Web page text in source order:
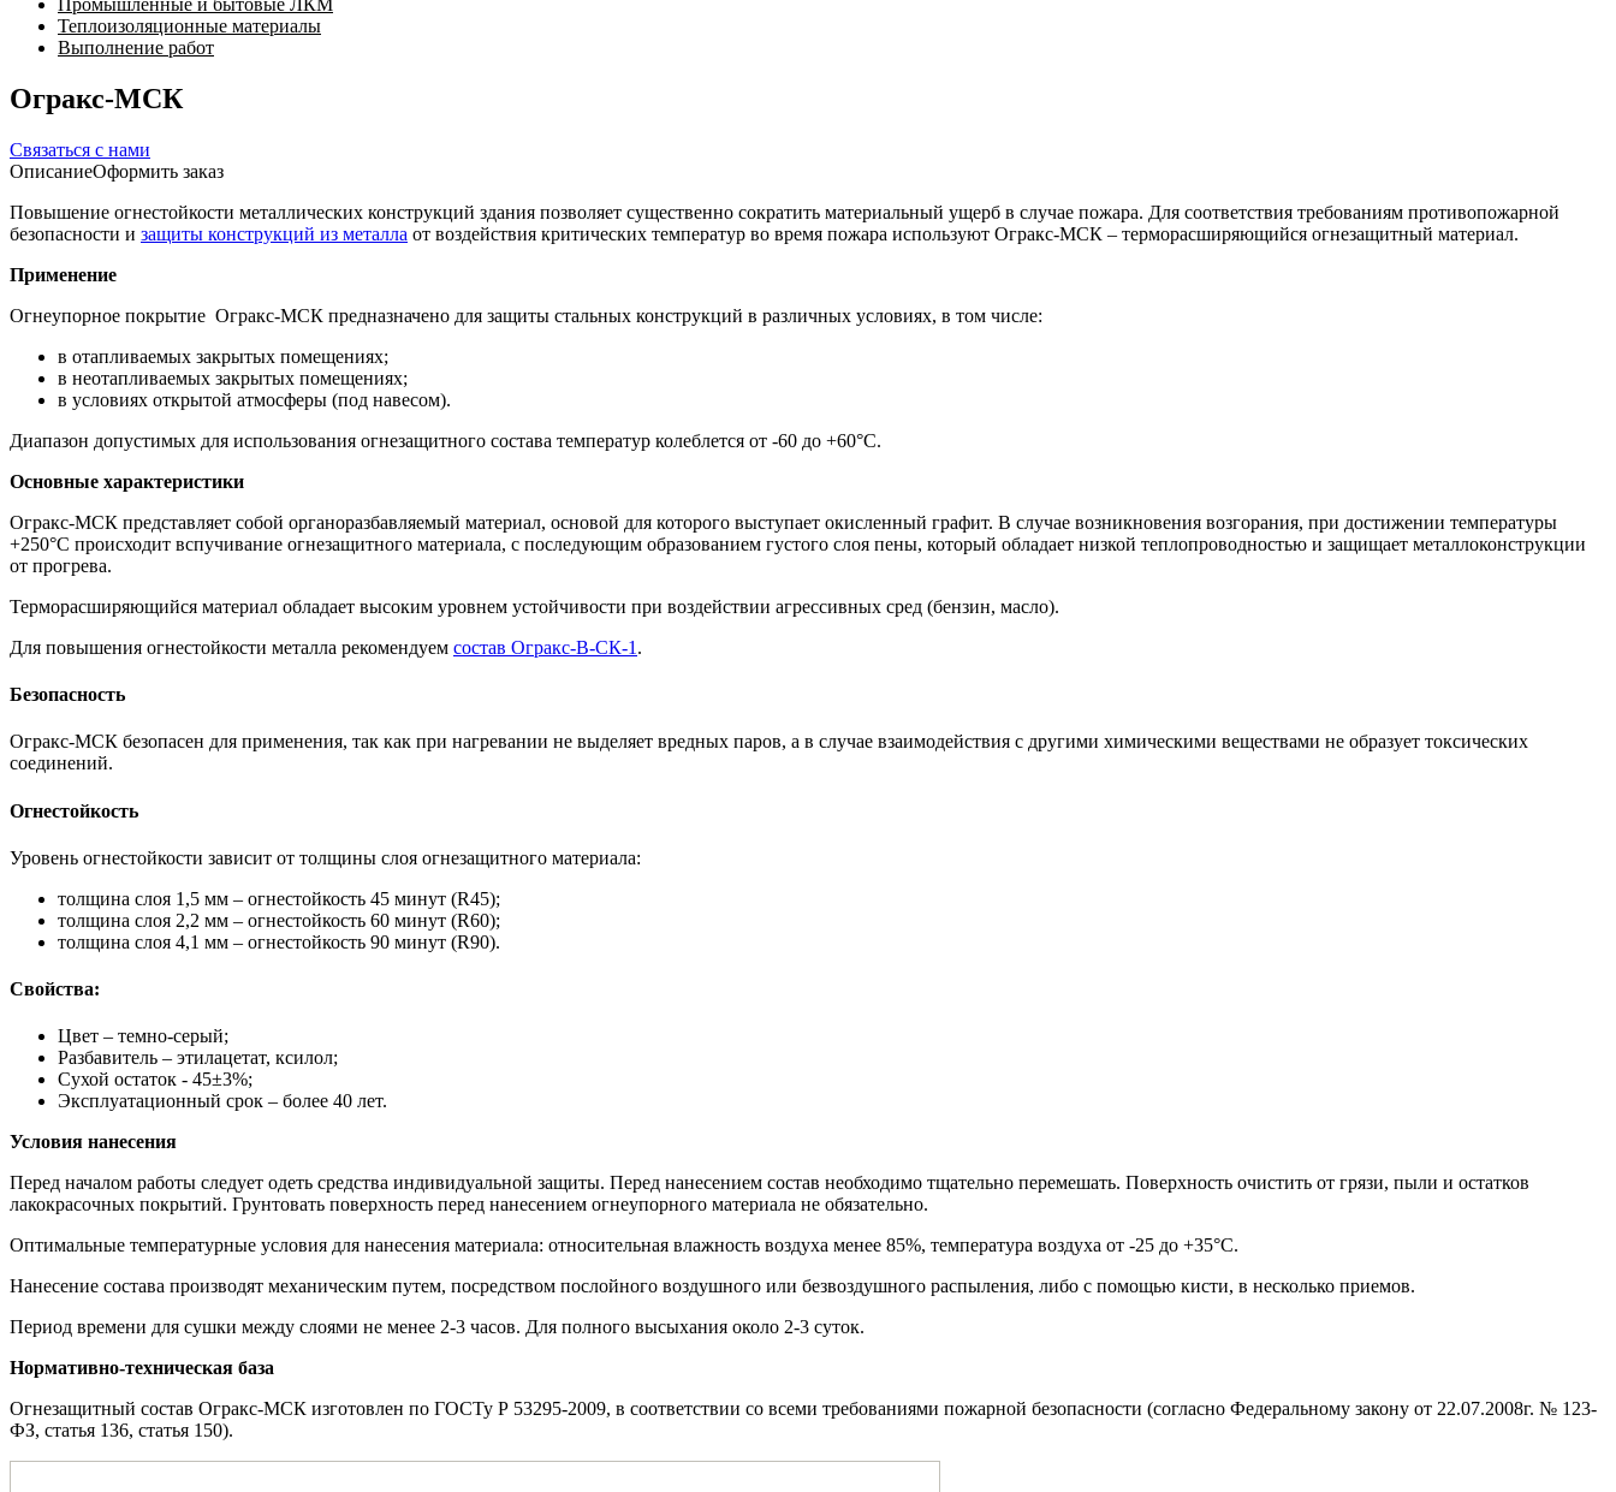
Промышленные и бытовые ЛКМ
Теплоизоляционные материалы
Выполнение работ
Огракс-МСК
Связаться с нами
ОписаниеОформить заказ
Повышение огнестойкости металлических конструкций здания позволяет существенно сократить материальный ущерб в случае пожара. Для соответствия требованиям противопожарной
безопасности и защиты конструкций из металла от воздействия критических температур во время пожара используют Огракс-МСК – терморасширяющийся огнезащитный материал.
Применение
Огнеупорное покрытие Огракс-МСК предназначено для защиты стальных конструкций в различных условиях, в том числе:
в отапливаемых закрытых помещениях;
в неотапливаемых закрытых помещениях;
в условиях открытой атмосферы (под навесом).
Диапазон допустимых для использования огнезащитного состава температур колеблется от -60 до +60°С.
Основные характеристики
Огракс-МСК представляет собой органоразбавляемый материал, основой для которого выступает окисленный графит. В случае возникновения возгорания, при достижении температуры
+250°С происходит вспучивание огнезащитного материала, с последующим образованием густого слоя пены, который обладает низкой теплопроводностью и защищает металлоконструкции
от прогрева.
Терморасширяющийся материал обладает высоким уровнем устойчивости при воздействии агрессивных сред (бензин, масло).
Для повышения огнестойкости металла рекомендуем состав Огракс-В-СК-1 .
Безопасность
Огракс-МСК безопасен для применения, так как при нагревании не выделяет вредных паров, а в случае взаимодействия с другими химическими веществами не образует токсических
соединений.
Огнестойкость
Уровень огнестойкости зависит от толщины слоя огнезащитного материала:
толщина слоя 1,5 мм – огнестойкость 45 минут (R45);
толщина слоя 2,2 мм – огнестойкость 60 минут (R60);
толщина слоя 4,1 мм – огнестойкость 90 минут (R90).
Свойства:
Цвет – темно-серый;
Разбавитель – этилацетат, ксилол;
Сухой остаток - 45±3%;
Эксплуатационный срок – более 40 лет.
Условия нанесения
Перед началом работы следует одеть средства индивидуальной защиты. Перед нанесением состав необходимо тщательно перемешать. Поверхность очистить от грязи, пыли и остатков
лакокрасочных покрытий. Грунтовать поверхность перед нанесением огнеупорного материала не обязательно.
Оптимальные температурные условия для нанесения материала: относительная влажность воздуха менее 85%, температура воздуха от -25 до +35°C.
Нанесение состава производят механическим путем, посредством послойного воздушного или безвоздушного распыления, либо с помощью кисти, в несколько приемов.
Период времени для сушки между слоями не менее 2-3 часов. Для полного высыхания около 2-3 суток.
Нормативно-техническая база
Огнезащитный состав Огракс-МСК изготовлен по ГОСТу Р 53295-2009, в соответствии со всеми требованиями пожарной безопасности (согласно Федеральному закону от 22.07.2008г. № 123-
ФЗ, статья 136, статья 150).